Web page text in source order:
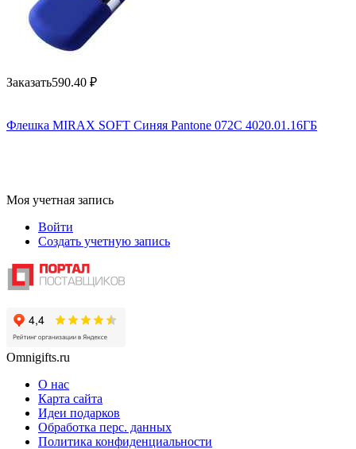
Заказать590.40 ₽
Флешка MIRAX SOFT Синяя Pantone 072C 4020.01.16ГБ
Моя учетная запись
Войти
Создать учетную запись
Omnigifts.ru
О нас
Карта сайта
Идеи подарков
Обработка перс. данных
Политика конфиденциальности